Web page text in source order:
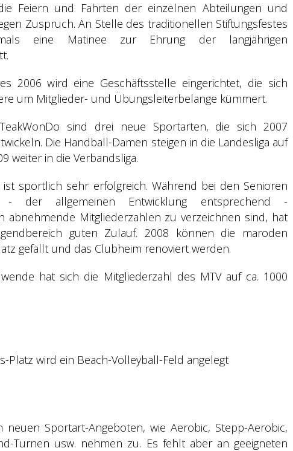
Feiern und Fahrten der einzelnen Abteilungen und
Zuspruch. An Stelle des traditionellen Stiftungsfestes
eine Matinee zur Ehrung der langjährigen
2006 wird eine Geschäftsstelle eingerichtet, die sich
um Mitglieder- und Übungsleiterbelange kümmert.
sind drei neue Sportarten, die sich 2007
Die Handball-Damen steigen in die Landesliga auf
weiter in die Verbandsliga.
ist sportlich sehr erfolgreich. Während bei den Senioren
- der allgemeinen Entwicklung entsprechend -
abnehmende Mitgliederzahlen zu verzeichnen sind, hat
guten Zulauf. 2008 können die maroden
gefällt und das Clubheim renoviert werden.
hat sich die Mitgliederzahl des MTV auf ca. 1000
Platz wird ein Beach-Volleyball-Feld angelegt
neuen Sportart-Angeboten, wie Aerobic, Stepp-Aerobic,
Turnen usw. nehmen zu. Es fehlt aber an geeigneten